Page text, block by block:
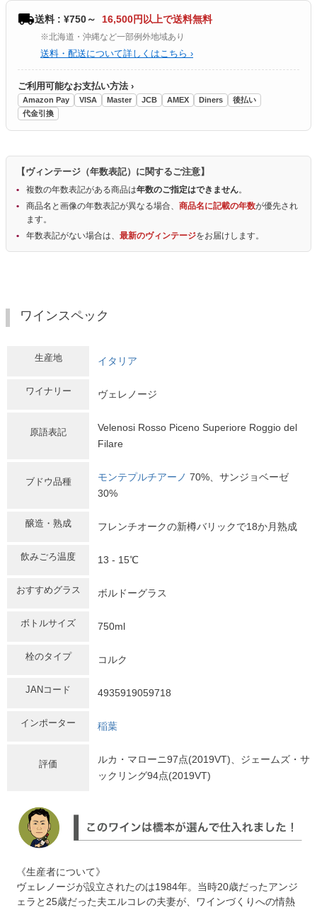
送料 : ¥750～ 16,500円以上で送料無料
※北海道・沖縄など一部例外地域あり
送料・配送について詳しくはこちら ›
ご利用可能なお支払い方法 ›
Amazon Pay VISA Master JCB AMEX Diners
後払い
代金引換
【ヴィンテージ（年数表記）に関するご注意】
複数の年数表記がある商品は年数のご指定はできません。
商品名と画像の年数表記が異なる場合、 商品名に記載の年数が優先され
ます。
年数表記がない場合は、 最新のヴィンテージをお届けします。
ワインスペック
生産地 イタリア
ワイナリー ヴェレノージ
原語表記
Velenosi Rosso Piceno Superiore Roggio del
Filare
ブドウ品種 モンテプルチアーノ 70%、サンジョベーゼ
30%
醸造・熟成 フレンチオークの新樽バリックで18か月熟成
飲みごろ温度 13 - 15℃
おすすめグラス ボルドーグラス
ボトルサイズ 750ml
栓のタイプ コルク
JANコード 4935919059718
インポーター 稲葉
評価
ルカ・マローニ97点(2019VT)、ジェームズ・サ
ックリング94点(2019VT)
《生産者について》
ヴェレノージが設立されたのは1984年。当時20歳だったアンジ
ェラと25歳だった夫エルコレの夫妻が、ワインづくりへの情熱